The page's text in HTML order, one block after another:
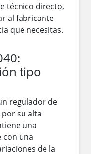
técnico directo,
al fabricante
que necesitas.
tipo
regulador de
su alta
una
con una
de la